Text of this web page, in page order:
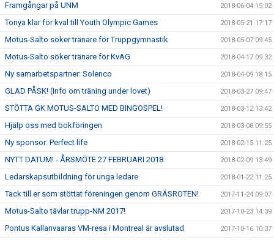
Framgångar på UNM 2018-06-04 15:02
Tonya klar för kval till Youth Olympic Games 2018-05-21 17:17
Motus-Salto söker tränare för Truppgymnastik 2018-05-07 09:45
Motus-Salto söker tränare för KvAG 2018-04-17 09:32
Ny samarbetspartner: Solenco 2018-04-09 18:15
GLAD PÅSK! (Info om träning under lovet) 2018-03-27 09:47
STÖTTA GK MOTUS-SALTO MED BINGOSPEL! 2018-03-12 13:42
Hjälp oss med bokföringen 2018-03-08 09:55
Ny sponsor: Perfect life 2018-02-15 11:25
NYTT DATUM! - ÅRSMÖTE 27 FEBRUARI 2018 2018-02-09 13:49
Ledarskapsutbildning för unga ledare 2018-01-22 11:25
Tack till er som stöttat föreningen genom GRÄSROTEN! 2017-11-24 09:07
Motus-Salto tävlar trupp-NM 2017! 2017-10-23 14:39
Pontus Kallanvaaras VM-resa i Montreal är avslutad 2017-10-16 10:37